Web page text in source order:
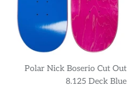
Polar Nick Boserio Cut Out
8.125 Deck Blue